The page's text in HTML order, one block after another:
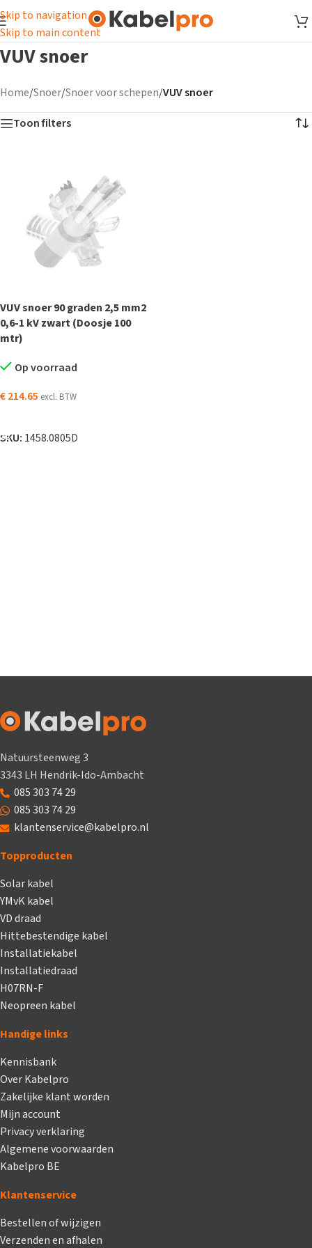
Skip to navigation
Skip to main content
VUV snoer
Home/Snoer/Snoer voor schepen/VUV snoer
Toon filters
VUV snoer 90 graden 2,5 mm2
0,6-1 kV zwart (Doosje 100
mtr)
Op voorraad
€214.65 excl. BTW
SKU: 1458.0805D
Natuursteenweg 3
3343 LH Hendrik-Ido-Ambacht
085 303 74 29
085 303 74 29
klantenservice@kabelpro.nl
Topproducten
Solar kabel
YMvK kabel
VD draad
Hittebestendige kabel
Installatiekabel
Installatiedraad
H07RN-F
Neopreen kabel
Handige links
Kennisbank
Over Kabelpro
Zakelijke klant worden
Mijn account
Privacy verklaring
Algemene voorwaarden
Kabelpro BE
Klantenservice
Bestellen of wijzigen
Verzenden en afhalen